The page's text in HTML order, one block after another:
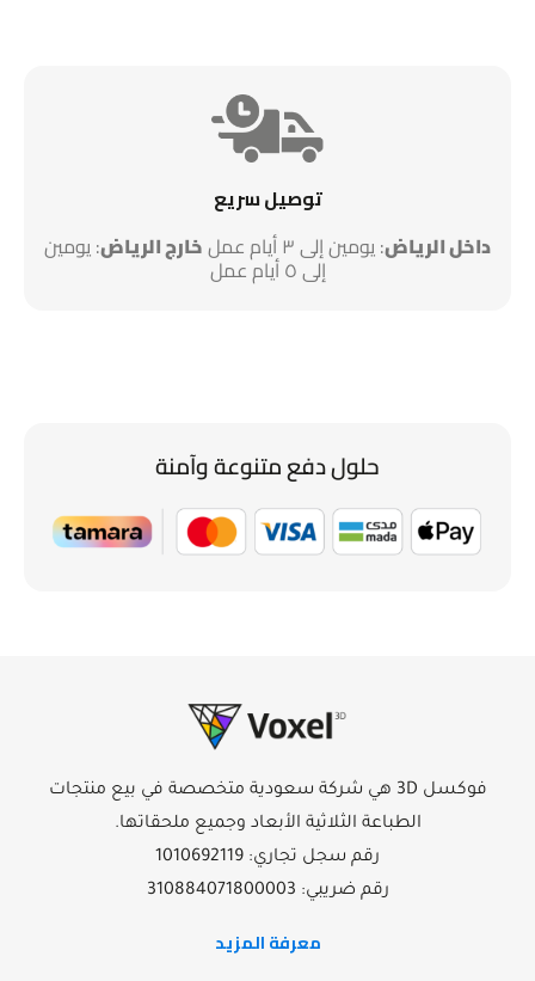
توصيل سريع
داخل الرياض: يومين إلى ٣ أيام عمل خارج الرياض: يومين
إلى ٥ أيام عمل
حلول دفع متنوعة وآمنة
فوكسل 3D هي شركة سعودية متخصصة في بيع منتجات
الطباعة الثلاثية الأبعاد وجميع ملحقاتها.
رقم سجل تجاري: 1010692119
رقم ضريبي: 310884071800003
معرفة المزيد